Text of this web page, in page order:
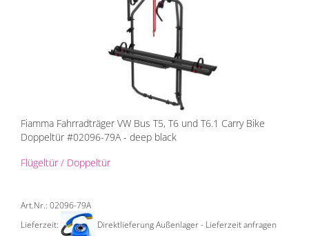
Fiamma Fahrradträger VW Bus T5, T6 und T6.1 Carry Bike
Doppeltür #02096-79A - deep black
Flügeltür / Doppeltür
Art.Nr.: 02096-79A
Lieferzeit:
Direktlieferung Außenlager - Lieferzeit anfragen